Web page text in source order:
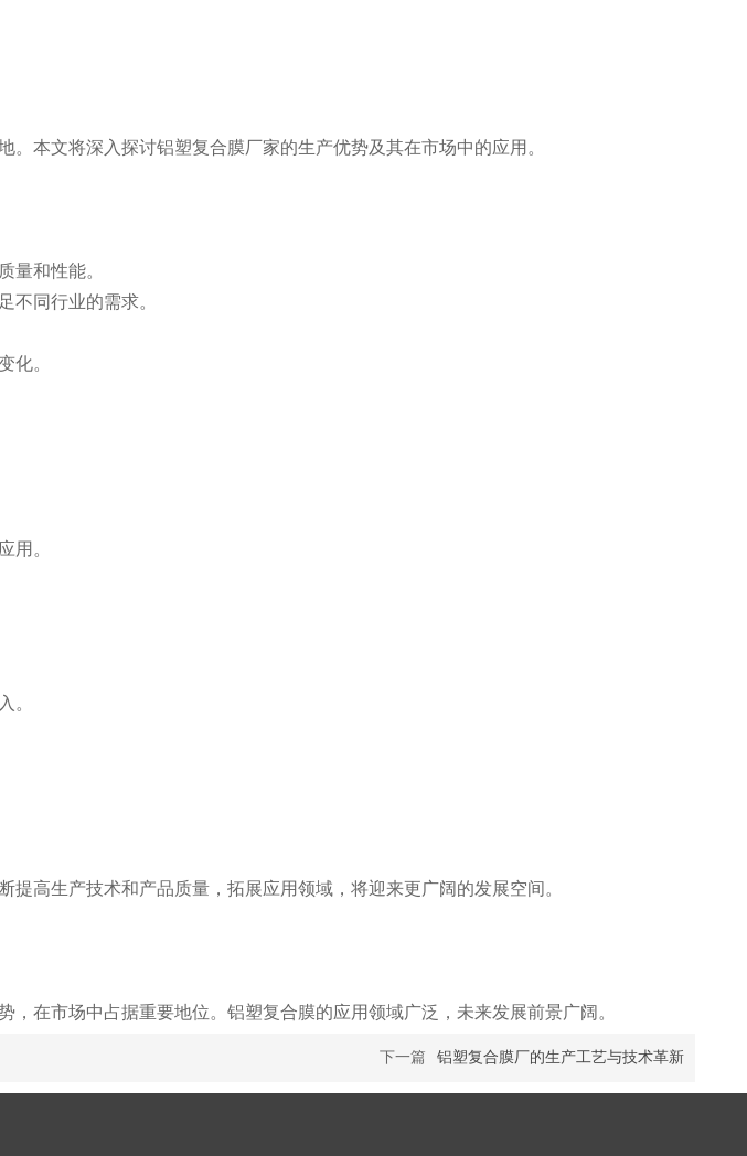
本文将深入探讨铝塑复合膜厂家的生产优势及其在市场中的应用。
量和性能。
不同行业的需求。
化。
用。
。
高生产技术和产品质量，拓展应用领域，将迎来更广阔的发展空间。
在市场中占据重要地位。铝塑复合膜的应用领域广泛，未来发展前景广阔。
下一篇 铝塑复合膜厂的生产工艺与技术革新